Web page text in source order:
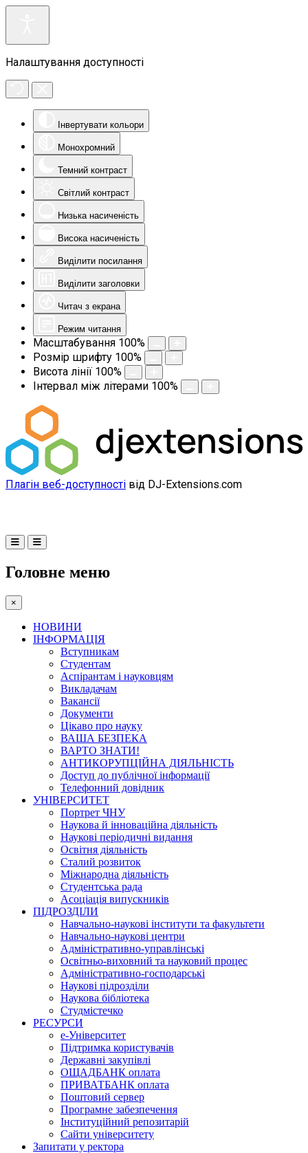
Налаштування доступності
Інвертувати кольори
Монохромний
Темний контраст
Світлий контраст
Низька насиченість
Висока насиченість
Виділити посилання
Виділити заголовки
Читач з екрана
Режим читання
Масштабування 100%
Розмір шрифту 100%
Висота лінії 100%
Інтервал між літерами 100%
Плагін веб-доступності від DJ-Extensions.com
Головне меню
×
НОВИНИ
ІНФОРМАЦІЯ
Вступникам
Студентам
Аспірантам і науковцям
Викладачам
Вакансії
Документи
Цікаво про науку
ВАША БЕЗПЕКА
ВАРТО ЗНАТИ!
АНТИКОРУПЦІЙНА ДІЯЛЬНІСТЬ
Доступ до публічної інформації
Телефонний довідник
УНІВЕРСИТЕТ
Портрет ЧНУ
Наукова й інноваційна діяльність
Наукові періодичні видання
Освітня діяльність
Сталий розвиток
Міжнародна діяльність
Студентська рада
Асоціація випускників
ПІДРОЗДІЛИ
Навчально-наукові інститути та факультети
Навчально-наукові центри
Адміністративно-управлінські
Освітньо-виховний та науковий процес
Адміністративно-господарські
Наукові підрозділи
Наукова бібліотека
Студмістечко
РЕСУРСИ
е-Університет
Підтримка користувачів
Державні закупівлі
ОЩАДБАНК оплата
ПРИВАТБАНК оплата
Поштовий сервер
Програмне забезпечення
Інституційний репозитарій
Сайти університету
Запитати у ректора